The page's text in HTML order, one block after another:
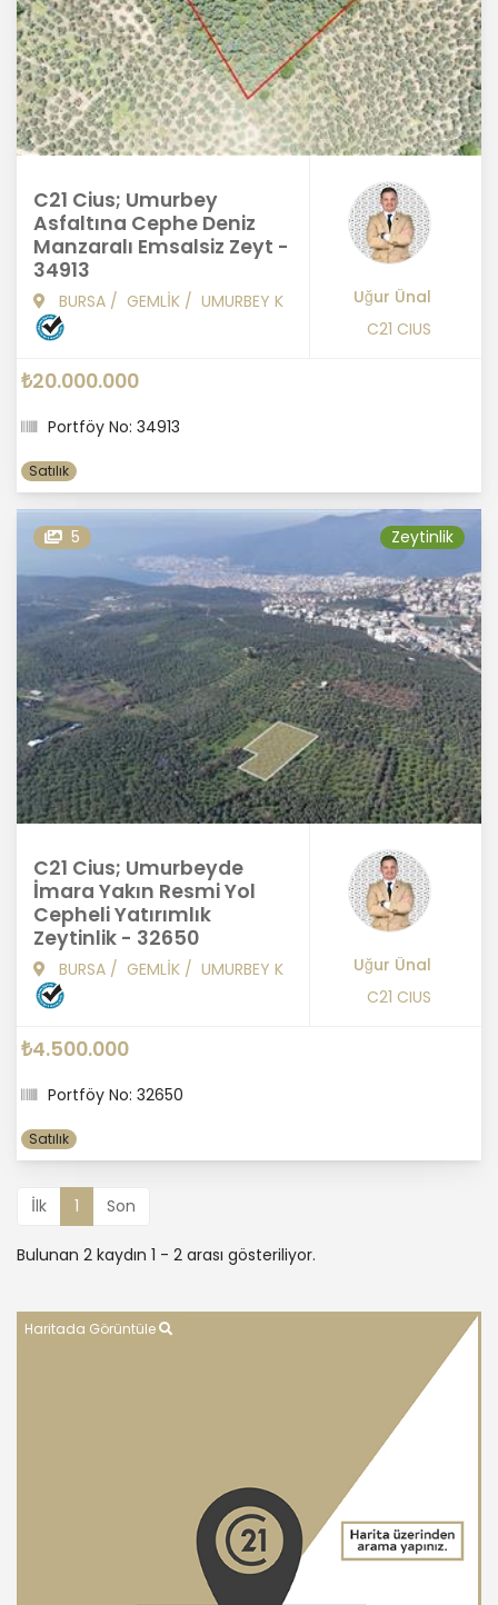
C21 Cius; Umurbey
Asfaltına Cephe Deniz
Manzaralı Emsalsiz Zeyt -
34913
BURSA / GEMLİK / UMURBEY K
Uğur Ünal
C21 CIUS
₺20.000.000
Portföy No: 34913
Satılık
5 Zeytinlik
C21 Cius; Umurbeyde
İmara Yakın Resmi Yol
Cepheli Yatırımlık
Zeytinlik - 32650
BURSA / GEMLİK / UMURBEY K
Uğur Ünal
C21 CIUS
₺4.500.000
Portföy No: 32650
Satılık
İlk 1 Son
Bulunan 2 kaydın 1 - 2 arası gösteriliyor.
Haritada Görüntüle